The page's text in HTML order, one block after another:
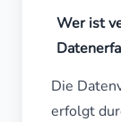
Wer ist
Die
erfolgt